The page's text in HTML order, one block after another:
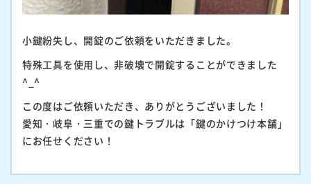
小鍵紛失し、開錠のご依頼をいただきました。
特殊工具を使用し、非破壊で開錠することができました
^_^
この度はご依頼いただき、ありがとうございました！
愛知・岐阜・三重での鍵トラブルは「鍵のかけつけ本舗」
にお任せください！